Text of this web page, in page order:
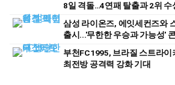
8일 격돌…4연패 탈출과 2위 수
삼성 라이온즈, 에잇세컨즈와
출시...'무한한 우승과 가능성'
부천FC1995, 브라질 스트라이
최전방 공격력 강화 기대